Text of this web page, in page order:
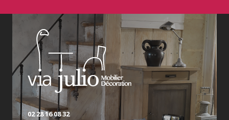
02 28 16 08 32